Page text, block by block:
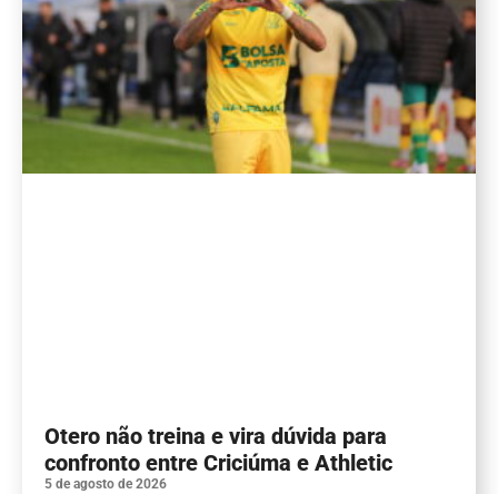
Otero não treina e vira dúvida para
confronto entre Criciúma e Athletic
5 de agosto de 2026